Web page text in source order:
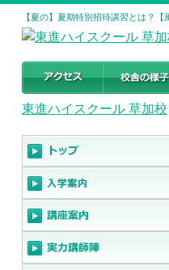
【夏の】夏期特別招待講習とは？
東進ハイスクール 草加校